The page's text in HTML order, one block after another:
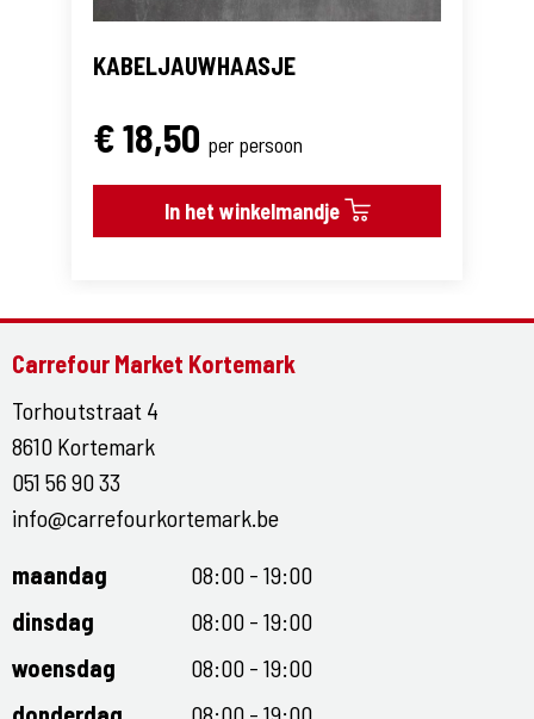
KABELJAUWHAASJE
€ 18,50 per persoon
In het winkelmandje
Carrefour Market Kortemark
Torhoutstraat 4
8610 Kortemark
051 56 90 33
info@carrefourkortemark.be
maandag
08:00 - 19:00
dinsdag
08:00 - 19:00
woensdag
08:00 - 19:00